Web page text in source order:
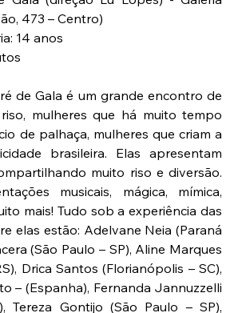
473 – Centro)
14 anos
de Gala é um grande encontro de
mulheres que há muito tempo
de palhaça, mulheres que criam a
brasileira. Elas apresentam
muito riso e diversão.
musicais, mágica, mímica,
mais! Tudo sob a experiência das
elas estão: Adelvane Neia (Paraná
(São Paulo – SP), Aline Marques
Drica Santos (Florianópolis – SC),
– (Espanha), Fernanda Jannuzzelli
Tereza Gontijo (São Paulo – SP),